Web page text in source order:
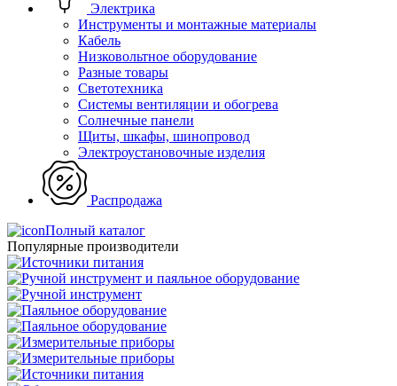
Электрика
Инструменты и монтажные материалы
Кабель
Низковольтное оборудование
Разные товары
Светотехника
Системы вентиляции и обогрева
Солнечные панели
Щиты, шкафы, шинопровод
Электроустановочные изделия
Распродажа
Полный каталог
Популярные производители